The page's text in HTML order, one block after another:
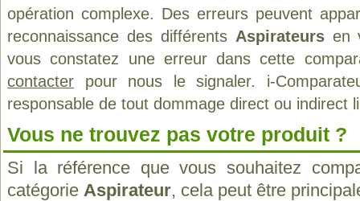
opération complexe. Des erreurs peuvent
reconnaissance des différents Aspirateursen
vous constatez une erreur dans cette
contacter pour nous le signaler. i-
responsable de tout dommage direct ou indirect
Vous ne trouvez pas votre produit ?
Si la référence que vous souhaitez
catégorie Aspirateur, cela peut être